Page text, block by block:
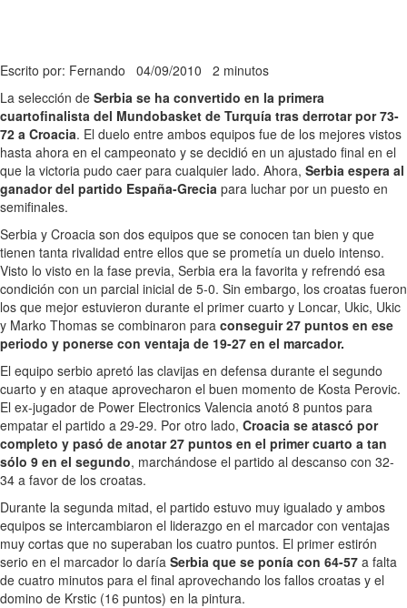
Escrito por: Fernando 04/09/2010 2 minutos
La selección de Serbia se ha convertido en la primera
cuartofinalista del Mundobasket de Turquía tras derrotar por 73-
72 a Croacia. El duelo entre ambos equipos fue de los mejores vistos
hasta ahora en el campeonato y se decidió en un ajustado final en el
que la victoria pudo caer para cualquier lado. Ahora, Serbia espera al
ganador del partido España-Grecia para luchar por un puesto en
semifinales.
Serbia y Croacia son dos equipos que se conocen tan bien y que
tienen tanta rivalidad entre ellos que se prometía un duelo intenso.
Visto lo visto en la fase previa, Serbia era la favorita y refrendó esa
condición con un parcial inicial de 5-0. Sin embargo, los croatas fueron
los que mejor estuvieron durante el primer cuarto y Loncar, Ukic, Ukic
y Marko Thomas se combinaron para conseguir 27 puntos en ese
periodo y ponerse con ventaja de 19-27 en el marcador.
El equipo serbio apretó las clavijas en defensa durante el segundo
cuarto y en ataque aprovecharon el buen momento de Kosta Perovic.
El ex-jugador de Power Electronics Valencia anotó 8 puntos para
empatar el partido a 29-29. Por otro lado, Croacia se atascó por
completo y pasó de anotar 27 puntos en el primer cuarto a tan
sólo 9 en el segundo, marchándose el partido al descanso con 32-
34 a favor de los croatas.
Durante la segunda mitad, el partido estuvo muy igualado y ambos
equipos se intercambiaron el liderazgo en el marcador con ventajas
muy cortas que no superaban los cuatro puntos. El primer estirón
serio en el marcador lo daría Serbia que se ponía con 64-57 a falta
de cuatro minutos para el final aprovechando los fallos croatas y el
domino de Krstic (16 puntos) en la pintura.